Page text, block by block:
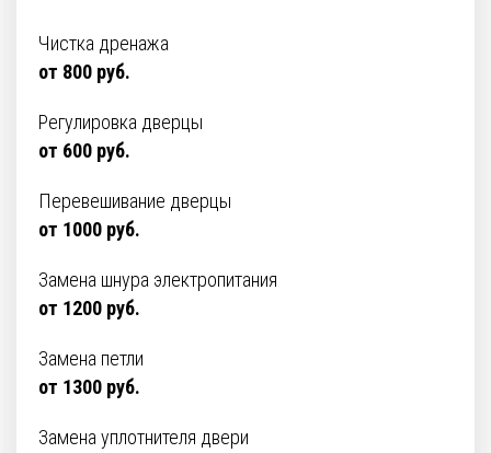
Чистка дренажа
от 800 руб.
Регулировка дверцы
от 600 руб.
Перевешивание дверцы
от 1000 руб.
Замена шнура электропитания
от 1200 руб.
Замена петли
от 1300 руб.
Замена уплотнителя двери